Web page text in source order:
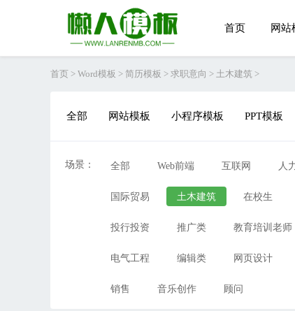
首页 网站
首页 > Word模板 > 简历模板 > 求职意向 > 土木建筑 >
全部 网站模板 小程序模板 PPT模板
场景： 全部 Web前端 互联网 人
国际贸易 土木建筑 在校生
投行投资 推广类 教育培训老师
电气工程 编辑类 网页设计
销售 音乐创作 顾问